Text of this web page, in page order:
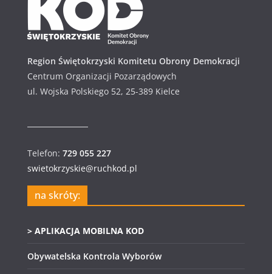
Region Świętokrzyski Komitetu Obrony Demokracji
Centrum Organizacji Pozarządowych
ul. Wojska Polskiego 52, 25-389 Kielce
Telefon: 729 055 227
swietokrzyskie@ruchkod.pl
na skróty:
> APLIKACJA MOBILNA KOD
Obywatelska Kontrola Wyborów